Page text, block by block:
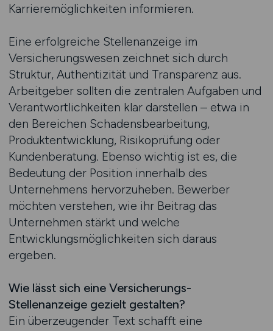
Karrieremöglichkeiten informieren.
Eine erfolgreiche Stellenanzeige im
Versicherungswesen zeichnet sich durch
Struktur, Authentizität und Transparenz aus.
Arbeitgeber sollten die zentralen Aufgaben und
Verantwortlichkeiten klar darstellen – etwa in
den Bereichen Schadensbearbeitung,
Produktentwicklung, Risikoprüfung oder
Kundenberatung. Ebenso wichtig ist es, die
Bedeutung der Position innerhalb des
Unternehmens hervorzuheben. Bewerber
möchten verstehen, wie ihr Beitrag das
Unternehmen stärkt und welche
Entwicklungsmöglichkeiten sich daraus
ergeben.
Wie lässt sich eine Versicherungs-
Stellenanzeige gezielt gestalten?
Ein überzeugender Text schafft eine